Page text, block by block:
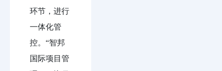
环节，进行
一体化管
控。“智邦
国际项目管